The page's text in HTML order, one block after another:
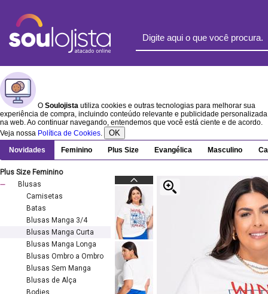
O Soulojista utiliza cookies e outras tecnologias para melhorar sua
experiência de compra, incluindo conteúdo relevante e publicidade personalizada
na web. Ao continuar navegando, entendemos que você está ciente e de acordo.
Veja nossa Política de Cookies. OK
Novidades Feminino Plus Size Evangélica Masculino
Plus Size Feminino
Blusas
Camisetas
Batas
Blusas Manga 3/4
Blusas Manga Curta
Blusas Manga Longa
Blusas Ombro a Ombro
Blusas Sem Manga
Blusas de Alça
Bodies